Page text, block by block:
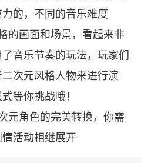
的，不同的音乐难度
的画面和场景，看起来非
音乐节奏的玩法，玩家们
次元风格人物来进行演
等你挑战哦！
元角色的完美转换，你需
活动相继展开